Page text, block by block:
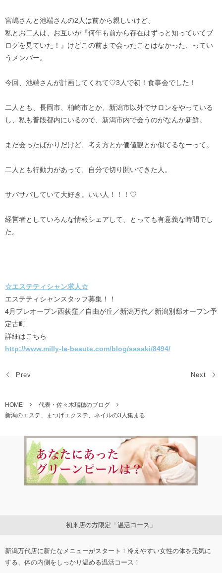
宮嶋さんと池端さんの2人は前から親しいけど、
私とお二人は、お互いが『何年も前から存在はずっと知っていてブ
ログを見ていた！』けどこの前まで会ったことはなかった、ってい
うメンバー。
今回、池端さんが計画してくれて♡3人で初！食事会でした！
二人とも、長岡市、柏崎市とか、新潟市以外でサロンをやっている
し、私も普段都内にいるので、新潟市内で会うのがなんか新鮮。
まだ会ったばかりだけど、考え方とか価値観とか似てるなーって。
二人とも行動力があって、自分で切り開いてきた人。
サバサバしていて大好き。いい人！！！♡
経営者としていろんな情報シェアして、とっても有意義な時間でし
た。
☆エステティシャン求人☆
エステティシャンスタッフ募集！！
4月プレオープン西荻窪／自由が丘／新潟万代／新潟別邸オープン予
定古町
詳細はこちら
http://www.milly-la-beaute.com/blog/sasaki/8494/
Prev Next
HOME
代表・佐々木瑞穂のブログ
新潟のエステ、まつげエクステ、ネイルの3人集まる
初来店の方限定「温活コース」
新潟万代店に新たなメニューがスタート！冷えやすい女性の体を元気に
する、体の内側をしっかり温める温活コース！